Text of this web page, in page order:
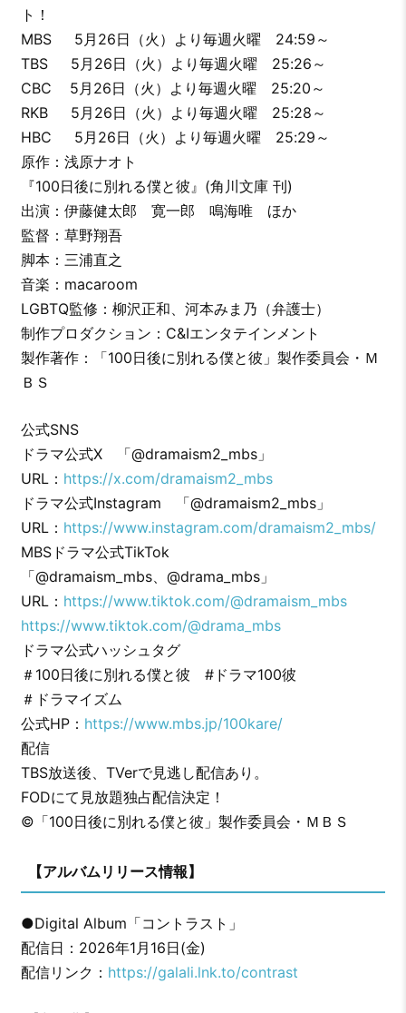
ト！
MBS 5月26日（火）より毎週火曜 24:59～
TBS 5月26日（火）より毎週火曜 25:26～
CBC 5月26日（火）より毎週火曜 25:20～
RKB 5月26日（火）より毎週火曜 25:28～
HBC 5月26日（火）より毎週火曜 25:29～
原作：浅原ナオト
『100日後に別れる僕と彼』(角川文庫 刊)
出演：伊藤健太郎 寛一郎 鳴海唯 ほか
監督：草野翔吾
脚本：三浦直之
音楽：macaroom
LGBTQ監修：柳沢正和、河本みま乃（弁護士）
制作プロダクション：C&Iエンタテインメント
製作著作：「100日後に別れる僕と彼」製作委員会・Ｍ
ＢＳ
公式SNS
ドラマ公式X 「@dramaism2_mbs」
URL： https://x.com/dramaism2_mbs
ドラマ公式Instagram 「@dramaism2_mbs」
URL： https://www.instagram.com/dramaism2_mbs/
MBSドラマ公式TikTok
「@dramaism_mbs、@drama_mbs」
URL： https://www.tiktok.com/@dramaism_mbs
https://www.tiktok.com/@drama_mbs
ドラマ公式ハッシュタグ
＃100日後に別れる僕と彼 #ドラマ100彼
＃ドラマイズム
公式HP： https://www.mbs.jp/100kare/
配信
TBS放送後、TVerで見逃し配信あり。
FODにて見放題独占配信決定！
©「100日後に別れる僕と彼」製作委員会・ＭＢＳ
【アルバムリリース情報】
●Digital Album「コントラスト」
配信日：2026年1月16日(金)
配信リンク： https://galali.lnk.to/contrast